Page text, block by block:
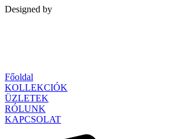
Designed by
Főoldal
KOLLEKCIÓK
ÜZLETEK
RÓLUNK
KAPCSOLAT